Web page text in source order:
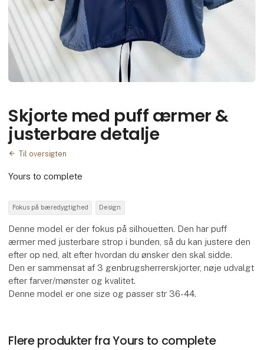
Skjorte med puff ærmer &
justerbare detalje
Til oversigten
Yours to complete
Fokus på bæredygtighed Design
Denne model er der fokus på silhouetten. Den har puff
ærmer med justerbare strop i bunden, så du kan justere den
efter op ned, alt efter hvordan du ønsker den skal sidde.
Den er sammensat af 3 genbrugsherrerskjorter, nøje udvalgt
efter farver/mønster og kvalitet.
Denne model er one size og passer str 36-44.
Flere produkter fra Yours to complete